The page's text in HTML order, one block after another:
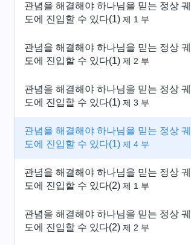
관념을 해결해야 하나님을 믿는 정상 궤
도에 진입할 수 있다(1) 제 1 부
관념을 해결해야 하나님을 믿는 정상 궤
도에 진입할 수 있다(1) 제 2 부
관념을 해결해야 하나님을 믿는 정상 궤
도에 진입할 수 있다(1) 제 3 부
관념을 해결해야 하나님을 믿는 정상 궤
도에 진입할 수 있다(1) 제 4 부
관념을 해결해야 하나님을 믿는 정상 궤
도에 진입할 수 있다(2) 제 1 부
관념을 해결해야 하나님을 믿는 정상 궤
도에 진입할 수 있다(2) 제 2 부